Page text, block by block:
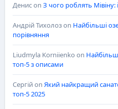
Денисon З чого роблять Мівіну:
Андрій Тихолозon Найбільші
порівняння
Liudmyla Korniienko on
топ-5 з описами
Сергійon Який найкращий
топ-5 2025